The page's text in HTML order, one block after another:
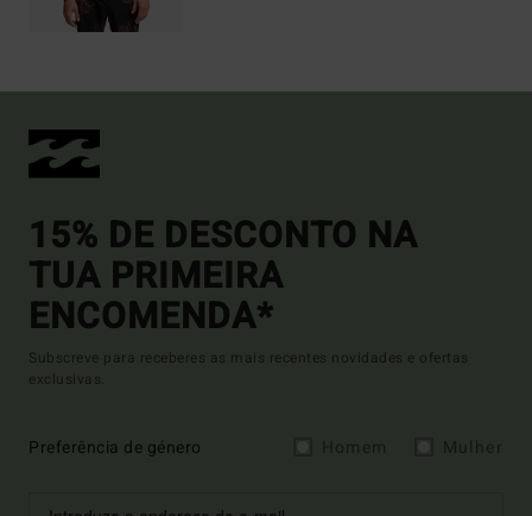
15% DE DESCONTO NA
TUA PRIMEIRA
ENCOMENDA*
Subscreve para receberes as mais recentes novidades e ofertas
exclusivas.
Preferência de género